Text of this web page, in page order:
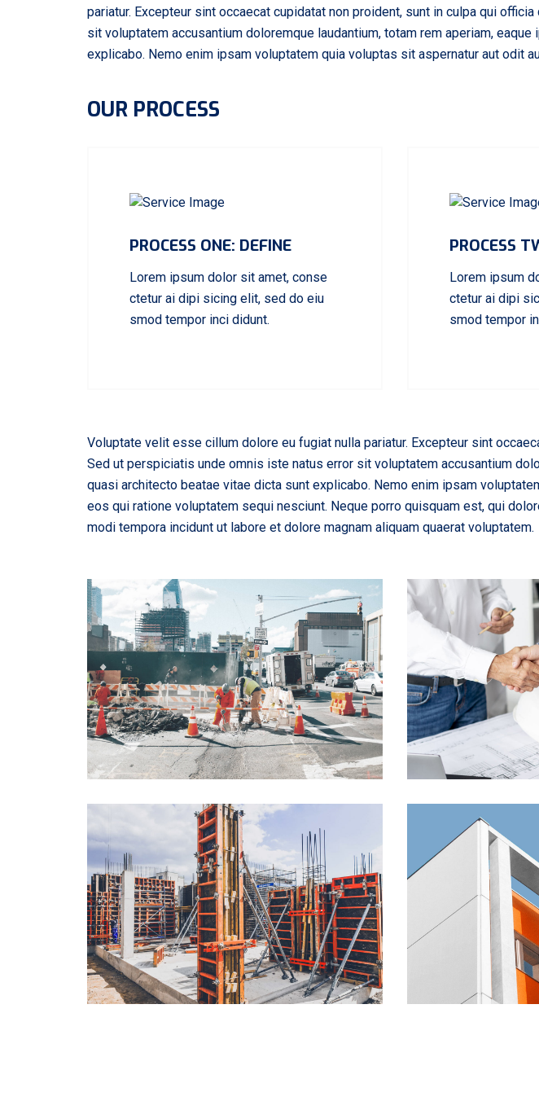
pariatur. Excepteur sint occaecat cupidatat non proident, sunt in culpa qui
sit voluptatem accusantium doloremque laudantium, totam rem aperiam,
explicabo. Nemo enim ipsam voluptatem quia voluptas sit aspernatur aut odit
OUR PROCESS
PROCESS ONE: DEFINE
Lorem ipsum dolor sit amet, conse
ctetur ai dipi sicing elit, sed do eiu
smod tempor inci didunt.
PROCESS
Lorem ipsum
ctetur ai dipi
smod tempor
Voluptate velit esse cillum dolore eu fugiat nulla pariatur. Excepteur sint
Sed ut perspiciatis unde omnis iste natus error sit voluptatem accusantium
quasi architecto beatae vitae dicta sunt explicabo. Nemo enim ipsam
eos qui ratione voluptatem sequi nesciunt. Neque porro quisquam est, qui
modi tempora incidunt ut labore et dolore magnam aliquam quaerat voluptatem.